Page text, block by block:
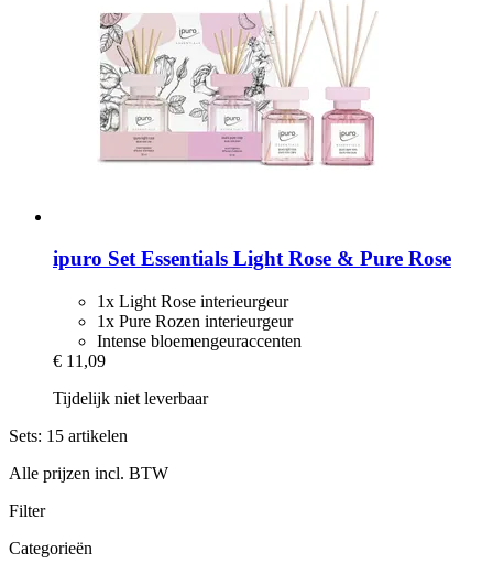
ipuro Set Essentials Light Rose & Pure Rose
1x Light Rose interieurgeur
1x Pure Rozen interieurgeur
Intense bloemengeuraccenten
€ 11,09
Tijdelijk niet leverbaar
Sets: 15 artikelen
Alle prijzen incl. BTW
Filter
Categorieën